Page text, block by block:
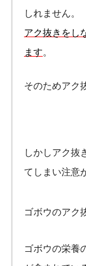
しれません。
アク抜きをし
ます。
そのためアク
しかしアク抜
てしまい注意
ゴボウのアク
ゴボウの栄養